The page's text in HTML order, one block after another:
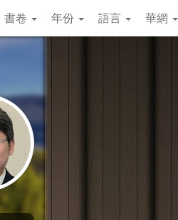
書卷 年份 語言 華網